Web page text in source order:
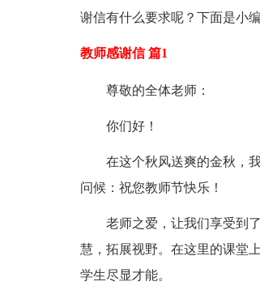
谢信有什么要求呢？下面是小
教师感谢信 篇1
尊敬的全体老师：
你们好！
在这个秋风送爽的金秋，
问候：祝您教师节快乐！
老师之爱，让我们享受到
慧，拓展视野。在这里的课堂
学生尽显才能。